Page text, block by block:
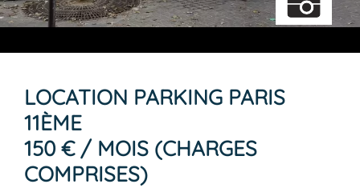
LOCATION PARKING PARIS
11ÈME
150 € / MOIS (CHARGES
COMPRISES)